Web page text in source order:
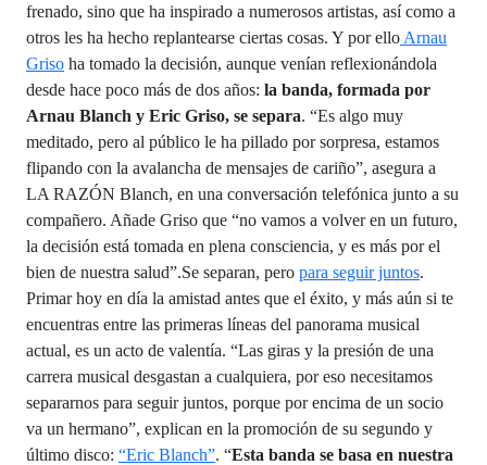
frenado, sino que ha inspirado a numerosos artistas, así como a
otros les ha hecho replantearse ciertas cosas. Y por ello Arnau
Griso ha tomado la decisión, aunque venían reflexionándola
desde hace poco más de dos años: la banda, formada por
Arnau Blanch y Eric Griso, se separa. “Es algo muy
meditado, pero al público le ha pillado por sorpresa, estamos
flipando con la avalancha de mensajes de cariño”, asegura a
LA RAZÓN Blanch, en una conversación telefónica junto a su
compañero. Añade Griso que “no vamos a volver en un futuro,
la decisión está tomada en plena consciencia, y es más por el
bien de nuestra salud”.Se separan, pero para seguir juntos.
Primar hoy en día la amistad antes que el éxito, y más aún si te
encuentras entre las primeras líneas del panorama musical
actual, es un acto de valentía. “Las giras y la presión de una
carrera musical desgastan a cualquiera, por eso necesitamos
separarnos para seguir juntos, porque por encima de un socio
va un hermano”, explican en la promoción de su segundo y
último disco: “Eric Blanch”. “Esta banda se basa en nuestra